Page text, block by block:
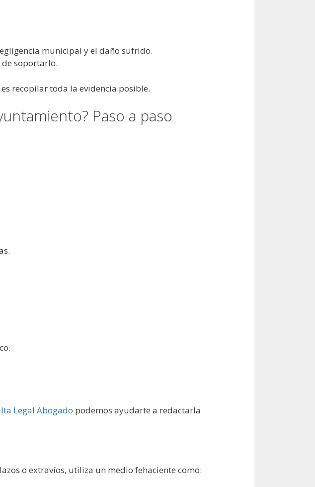
municipal y el daño sufrido.
de soportarlo.
recopilar toda la evidencia posible.
Paso a paso
Legal Abogado podemos ayudarte a redactarla
o extravíos, utiliza un medio fehaciente como: